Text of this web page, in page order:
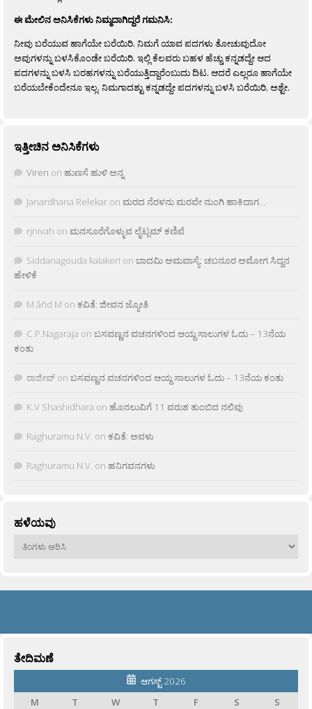
ಈ ಮೇಲಿನ ಅನಿಸಿಕೆಗಳು ನಿಮ್ಮದಾಗಿದ್ದರೆ ಗಮನಿಸಿ:
ನೀವು ಬರೆಯುವ ಹಾಗೆಯೇ ಬರೆಯಿರಿ. ನಿಮಗೆ ಯಾವ ಪದಗಳು ತೋಚುವುದೋ
ಅವುಗಳನ್ನು ಬಳಸಿಕೊಂಡೇ ಬರೆಯಿರಿ. ಇಲ್ಲಿ ಕೆಲವರು ಬಹಳ ಹೆಚ್ಚು ಕನ್ನಡದ್ದೇ ಆದ
ಪದಗಳನ್ನು ಬಳಸಿ ಬರಹಗಳನ್ನು ಬರೆಯುತ್ತಿದ್ದಾರೆಂಬುದು ದಿಟ. ಆದರೆ ಎಲ್ಲರೂ ಹಾಗೆಯೇ
ಬರೆಯಬೇಕೆಂದೇನೂ ಇಲ್ಲ. ನಿಮಗಾದಶ್ಟು ಕನ್ನಡದ್ದೇ ಪದಗಳನ್ನು ಬಳಸಿ ಬರೆಯಿರಿ, ಅಶ್ಟೇ.
ಇತ್ತೀಚಿನ ಅನಿಸಿಕೆಗಳು
Viren on ಹುಣಸೆ ಹುಳಿ ಅನ್ನ
Janardhana Relekar on ಮರದ ನೆರಳನು ಮರವೇ ನುಂಗಿ ಹಾಕಿದಾಗ…
rjnivah on ಮನಸೂರೆಗೊಳ್ಳುವ ಲೈಟ್ಲಮ್ ಕಣಿವೆ
Siddanagouda kalakeri on ಬಾದಮಿ ಅಮವಾಸ್ಯೆ: ಚಬನೂರ ಅಮೋಗ ಸಿದ್ದನ
ಹೇಳಿಕೆ
M âñd M on ಕವಿತೆ: ಜೀವನ ಜ್ಯೋತಿ
C.P.Nagaraja on ಬಸವಣ್ಣನ ವಚನಗಳಿಂದ ಆಯ್ದ ಸಾಲುಗಳ ಓದು – 13ನೆಯ
ಕಂತು
ರಾಜೀವ್ on ಬಸವಣ್ಣನ ವಚನಗಳಿಂದ ಆಯ್ದ ಸಾಲುಗಳ ಓದು – 13ನೆಯ ಕಂತು
K.V Shashidhara on ಹೊನಲುವಿಗೆ 11 ವರುಶ ತುಂಬಿದ ನಲಿವು
Raghuramu N.V. on ಕವಿತೆ: ಅವಳು
Raghuramu N.V. on ಹನಿಗವನಗಳು
ಹಳೆಯವು
ಹಳೆಯವು
ತೇದಿಮಣೆ
ಆಗಸ್ಟ್ 2026
M
T W T F S
S